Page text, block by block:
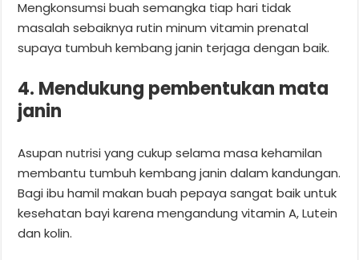
Mengkonsumsi buah semangka tiap hari tidak
masalah sebaiknya rutin minum vitamin prenatal
supaya tumbuh kembang janin terjaga dengan baik.
4. Mendukung pembentukan mata
janin
Asupan nutrisi yang cukup selama masa kehamilan
membantu tumbuh kembang janin dalam kandungan.
Bagi ibu hamil makan buah pepaya sangat baik untuk
kesehatan bayi karena mengandung vitamin A, Lutein
dan kolin.